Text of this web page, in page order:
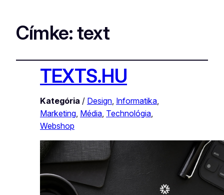
Címke: text
TEXTS.HU
Kategória / Design Informatika
Marketing Média Technológia
Webshop